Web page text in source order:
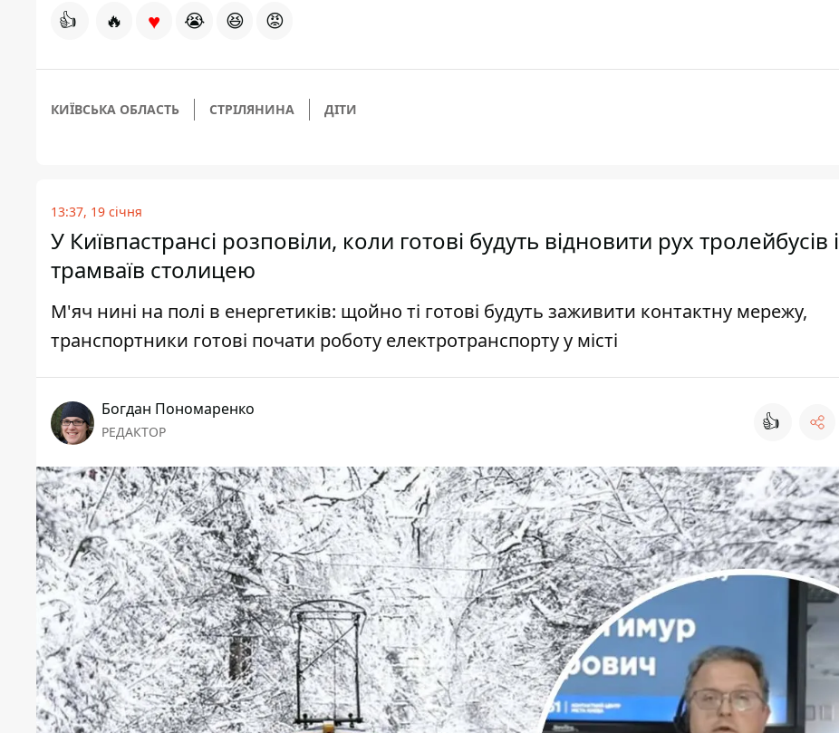
👍 🔥 ♥ 😭 😆 😡
КИЇВСЬКА ОБЛАСТЬ СТРІЛЯНИНА ДІТИ
13:37, 19 січня
У Київпастрансі розповіли, коли готові будуть відновити рух тролейбусів і
трамваїв столицею
М'яч нині на полі в енергетиків: щойно ті готові будуть заживити контактну мережу,
транспортники готові почати роботу електротранспорту у місті
Богдан Пономаренко
РЕДАКТОР 👍